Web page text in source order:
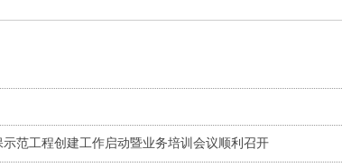
范工程创建工作启动暨业务培训会议顺利召开